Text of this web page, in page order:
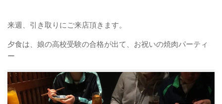
来週、引き取りにご来店頂きます。
夕食は、娘の高校受験の合格が出て、お祝いの焼肉パーティ
ー